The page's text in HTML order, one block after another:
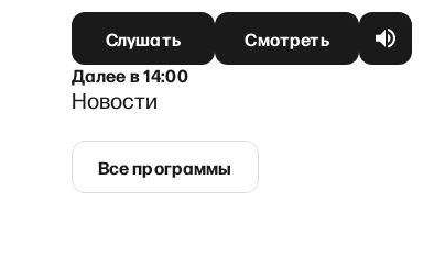
Слушать
Смотреть
Далеев14:00
Новости
Все программы